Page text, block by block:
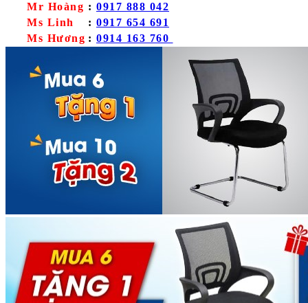
Mr Hoàng : 0917 888 042
Ms Linh
: 0917 654 691
Ms Hương : 0914 163 760